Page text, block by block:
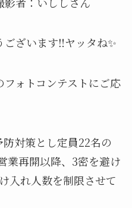
ございます‼️ヤッタね✨
ォトコンテストにご応
対策とし定員22名の
業再開以降、3密を避け
入れ人数を制限させて